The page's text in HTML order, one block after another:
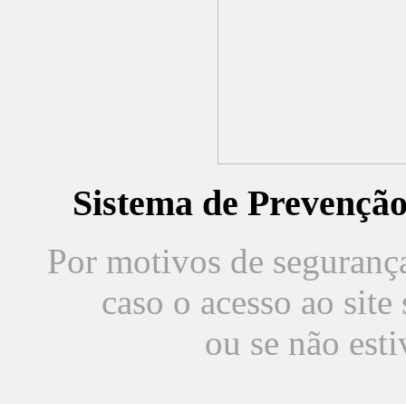
Sistema de
Por motivos de
caso o acesso ao
ou se não